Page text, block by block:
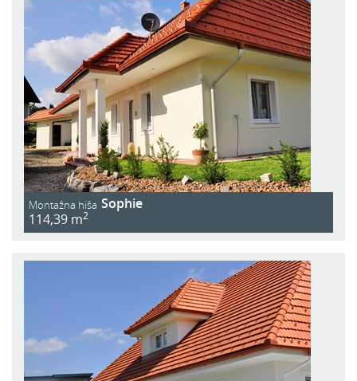
Montažna hiša Sophie
114,39 m2